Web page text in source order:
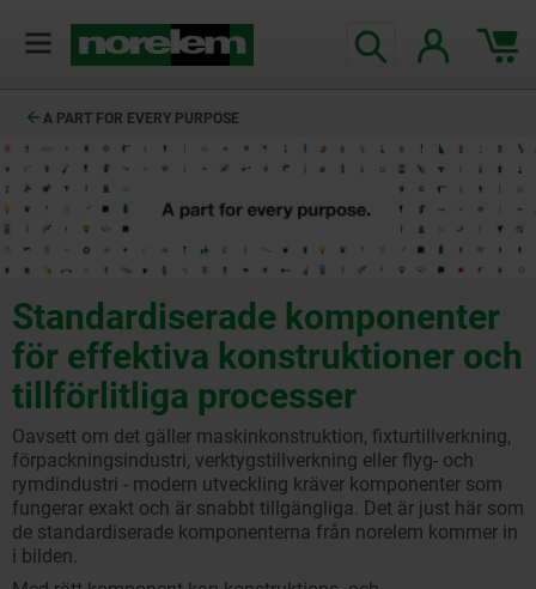
A PART FOR EVERY PURPOSE
Standardiserade komponenter
för effektiva konstruktioner och
tillförlitliga processer
Oavsett om det gäller maskinkonstruktion, fixturtillverkning,
förpackningsindustri, verktygstillverkning eller flyg- och
rymdindustri - modern utveckling kräver komponenter som
fungerar exakt och är snabbt tillgängliga. Det är just här som
de standardiserade komponenterna från norelem kommer in
i bilden.